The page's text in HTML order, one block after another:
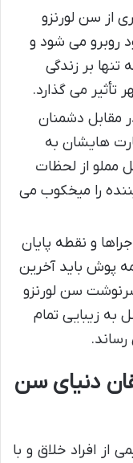
از سن لورنزو
روبرو می شود و
بر زندگی
می گذارد.
مقابل دشمنان
هایشان به
از لحظات
را میخکوب می
و نقطه پایان
پوش باید آخرین
سن لورنزو
به زیبایی تمام
دنیای سن
افراد خلاق و با